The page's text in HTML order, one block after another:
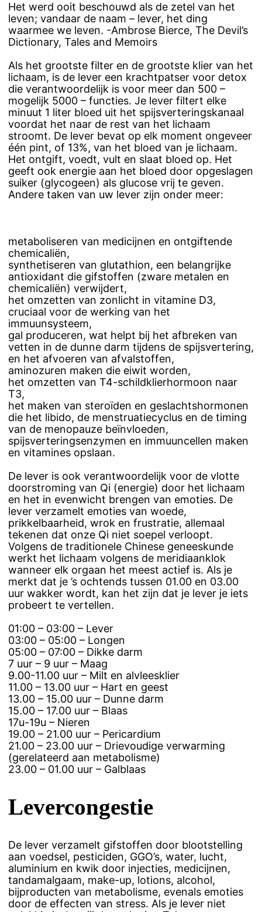
Het werd ooit beschouwd als de zetel van het
leven; vandaar de naam – lever, het ding
waarmee we leven. -Ambrose Bierce, The Devil’s
Dictionary, Tales and Memoirs
Als het grootste filter en de grootste klier van het
lichaam, is de lever een krachtpatser voor detox
die verantwoordelijk is voor meer dan 500 –
mogelijk 5000 – functies. Je lever filtert elke
minuut 1 liter bloed uit het spijsverteringskanaal
voordat het naar de rest van het lichaam
stroomt. De lever bevat op elk moment ongeveer
één pint, of 13%, van het bloed van je lichaam.
Het ontgift, voedt, vult en slaat bloed op. Het
geeft ook energie aan het bloed door opgeslagen
suiker (glycogeen) als glucose vrij te geven.
Andere taken van uw lever zijn onder meer:
metaboliseren van medicijnen en ontgiftende
chemicaliën,
synthetiseren van glutathion, een belangrijke
antioxidant die gifstoffen (zware metalen en
chemicaliën) verwijdert,
het omzetten van zonlicht in vitamine D3,
cruciaal voor de werking van het
immuunsysteem,
gal produceren, wat helpt bij het afbreken van
vetten in de dunne darm tijdens de spijsvertering,
en het afvoeren van afvalstoffen,
aminozuren maken die eiwit worden,
het omzetten van T4-schildklierhormoon naar
T3,
het maken van steroïden en geslachtshormonen
die het libido, de menstruatiecyclus en de timing
van de menopauze beïnvloeden,
spijsverteringsenzymen en immuuncellen maken
en vitamines opslaan.
De lever is ook verantwoordelijk voor de vlotte
doorstroming van Qi (energie) door het lichaam
en het in evenwicht brengen van emoties. De
lever verzamelt emoties van woede,
prikkelbaarheid, wrok en frustratie, allemaal
tekenen dat onze Qi niet soepel verloopt.
Volgens de traditionele Chinese geneeskunde
werkt het lichaam volgens de meridiaanklok
wanneer elk orgaan het meest actief is. Als je
merkt dat je ’s ochtends tussen 01.00 en 03.00
uur wakker wordt, kan het zijn dat je lever je iets
probeert te vertellen.
01:00 – 03:00 – Lever
03:00 – 05:00 – Longen
05:00 – 07:00 – Dikke darm
7 uur – 9 uur – Maag
9.00-11.00 uur – Milt en alvleesklier
11.00 – 13.00 uur – Hart en geest
13.00 – 15.00 uur – Dunne darm
15.00 – 17.00 uur – Blaas
17u-19u – Nieren
19.00 – 21.00 uur – Pericardium
21.00 – 23.00 uur – Drievoudige verwarming
(gerelateerd aan metabolisme)
23.00 – 01.00 uur – Galblaas
Levercongestie
De lever verzamelt gifstoffen door blootstelling
aan voedsel, pesticiden, GGO’s, water, lucht,
aluminium en kwik door injecties, medicijnen,
tandamalgaam, make-up, lotions, alcohol,
bijproducten van metabolisme, evenals emoties
door de effecten van stress. Als je lever niet